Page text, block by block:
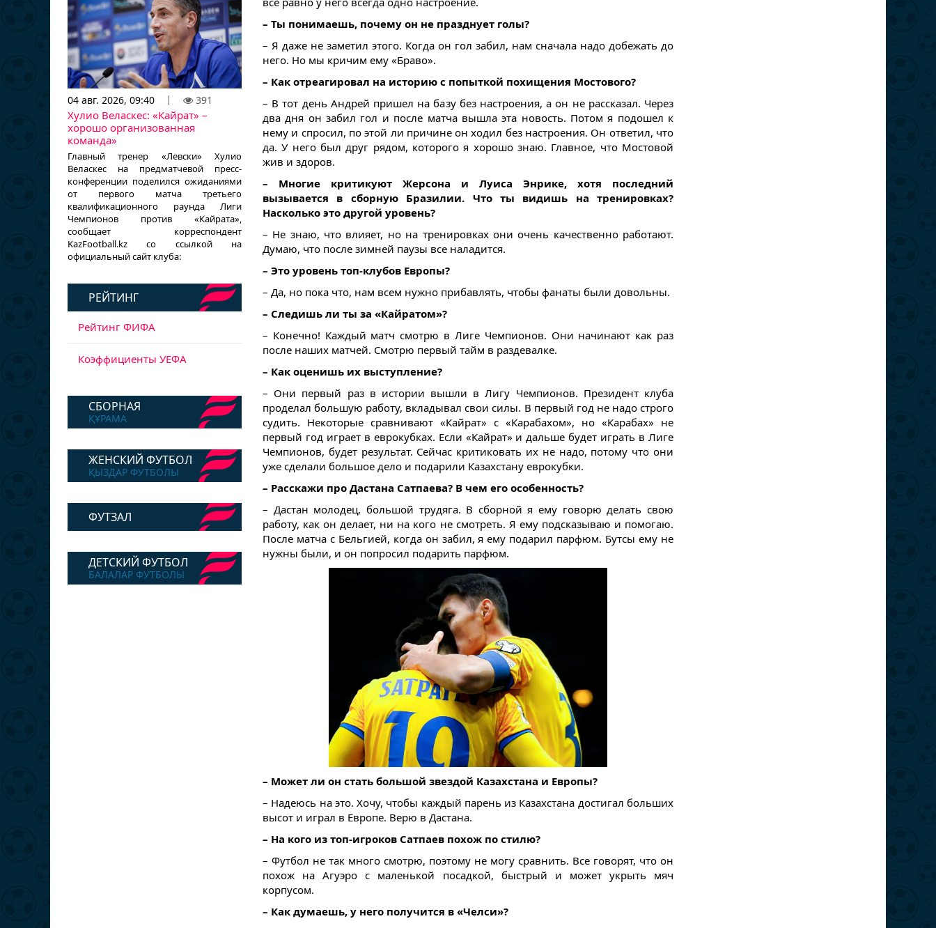
04 авг. 2026, 09:40 391
Хулио Веласкес: «Кайрат» –
хорошо организованная
команда»
Главный тренер «Левски» Хулио
Веласкес на предматчевой пресс-
конференции поделился ожиданиями
от первого матча третьего
квалификационного раунда Лиги
Чемпионов против «Кайрата»,
сообщает корреспондент
KazFootball.kz со ссылкой на
официальный сайт клуба:
РЕЙТИНГ
Рейтинг ФИФА
Коэффициенты УЕФА
СБОРНАЯ
ҚҰРАМА
ЖЕНСКИЙ ФУТБОЛ
ҚЫЗДАР ФУТБОЛЫ
ФУТЗАЛ
ДЕТСКИЙ ФУТБОЛ
БАЛАЛАР ФУТБОЛЫ
– Ты понимаешь, почему он не празднует голы?
– Я даже не заметил этого. Когда он гол забил, нам сначала надо добежать до
него. Но мы кричим ему «Браво».
– Как отреагировал на историю с попыткой похищения Мостового?
– В тот день Андрей пришел на базу без настроения, а он не рассказал. Через
два дня он забил гол и после матча вышла эта новость. Потом я подошел к
нему и спросил, по этой ли причине он ходил без настроения. Он ответил, что
да. У него был друг рядом, которого я хорошо знаю. Главное, что Мостовой
жив и здоров.
– Многие критикуют Жерсона и Луиса Энрике, хотя последний
вызывается в сборную Бразилии. Что ты видишь на тренировках?
Насколько это другой уровень?
– Не знаю, что влияет, но на тренировках они очень качественно работают.
Думаю, что после зимней паузы все наладится.
– Это уровень топ-клубов Европы?
– Да, но пока что, нам всем нужно прибавлять, чтобы фанаты были довольны.
– Следишь ли ты за «Кайратом»?
– Конечно! Каждый матч смотрю в Лиге Чемпионов. Они начинают как раз
после наших матчей. Смотрю первый тайм в раздевалке.
– Как оценишь их выступление?
– Они первый раз в истории вышли в Лигу Чемпионов. Президент клуба
проделал большую работу, вкладывал свои силы. В первый год не надо строго
судить. Некоторые сравнивают «Кайрат» с «Карабахом», но «Карабах» не
первый год играет в еврокубках. Если «Кайрат» и дальше будет играть в Лиге
Чемпионов, будет результат. Сейчас критиковать их не надо, потому что они
уже сделали большое дело и подарили Казахстану еврокубки.
– Расскажи про Дастана Сатпаева? В чем его особенность?
– Дастан молодец, большой трудяга. В сборной я ему говорю делать свою
работу, как он делает, ни на кого не смотреть. Я ему подсказываю и помогаю.
После матча с Бельгией, когда он забил, я ему подарил парфюм. Бутсы ему не
нужны были, и он попросил подарить парфюм.
– Может ли он стать большой звездой Казахстана и Европы?
– Надеюсь на это. Хочу, чтобы каждый парень из Казахстана достигал больших
высот и играл в Европе. Верю в Дастана.
– На кого из топ-игроков Сатпаев похож по стилю?
– Футбол не так много смотрю, поэтому не могу сравнить. Все говорят, что он
похож на Агуэро с маленькой посадкой, быстрый и может укрыть мяч
корпусом.
– Как думаешь, у него получится в «Челси»?